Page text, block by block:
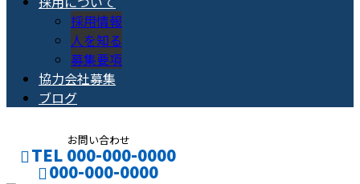
採用情報
人を知る
募集要項
協力会社募集
ブログ
お問い合わせ
TEL 000-000-0000
000-000-0000